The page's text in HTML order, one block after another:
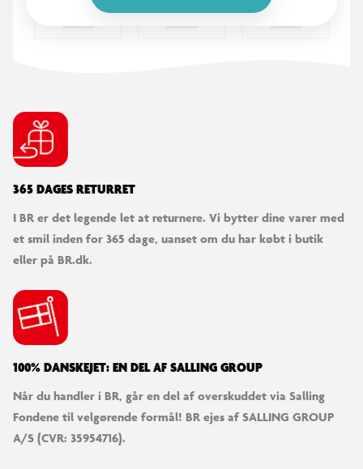
365 DAGES RETURRET
I BR er det legende let at returnere. Vi bytter dine varer med
et smil inden for 365 dage, uanset om du har købt i butik
eller på BR.dk.
100% DANSKEJET: EN DEL AF SALLING GROUP
Når du handler i BR, går en del af overskuddet via Salling
Fondene til velgørende formål! BR ejes af SALLING GROUP
A/S (CVR: 35954716).